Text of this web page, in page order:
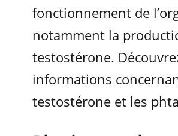
fonctionnement de
notamment la
testostérone.
informations
testostérone et les